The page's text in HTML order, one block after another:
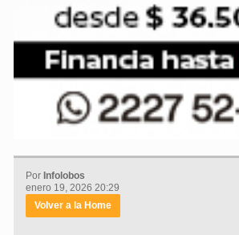
Por Infolobos
enero 19, 2026 20:29
Volver a la Home